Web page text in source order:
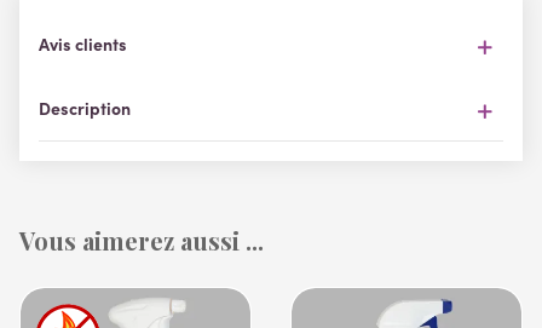
Description
Avis clients
Vous aimerez aussi ...